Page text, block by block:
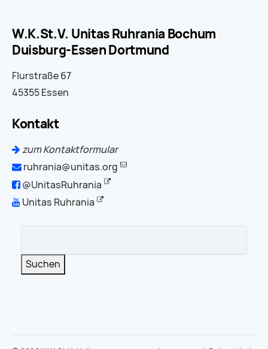
W.K.St.V. Unitas Ruhrania Bochum
Duisburg-Essen Dortmund
Flurstraße 67
45355 Essen
Kontakt
zum Kontaktformular
ruhrania@unitas.org
@UnitasRuhrania
Unitas Ruhrania
Suchen